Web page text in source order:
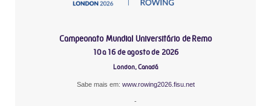
Campeonato Mundial Universitário de Remo
10 a 16 de agosto de 2026
London, Canadá
Sabe mais em: www.rowing2026.fisu.net
-